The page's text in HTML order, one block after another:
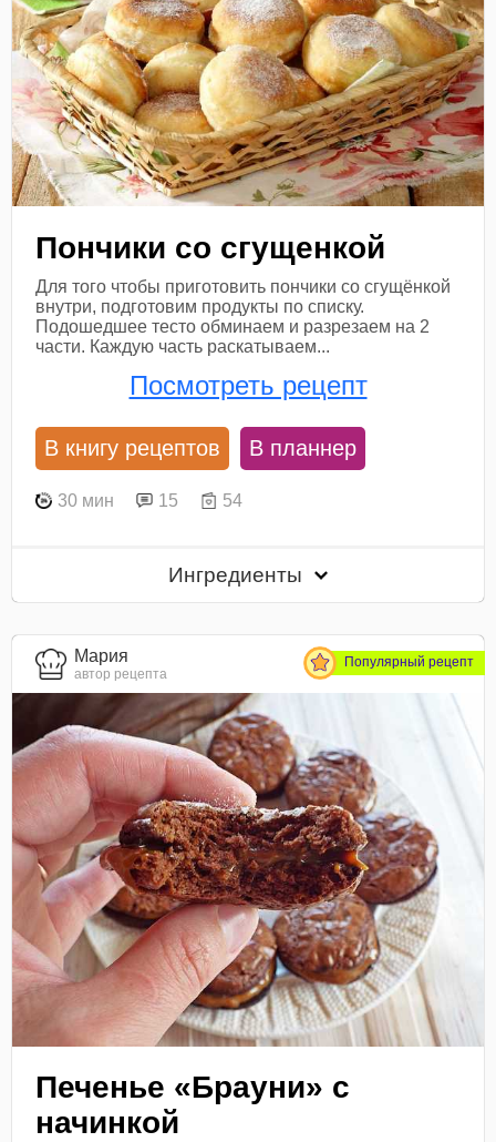
Пончики со сгущенкой
Для того чтобы приготовить пончики со сгущёнкой
внутри, подготовим продукты по списку.
Подошедшее тесто обминаем и разрезаем на 2
части. Каждую часть раскатываем...
Посмотреть рецепт
В книгу рецептов В планнер
30 мин 15 54
Ингредиенты
Мария
автор рецепта
Популярный рецепт
Печенье «Брауни» с
начинкой